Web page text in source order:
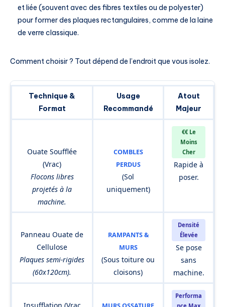
et liée (souvent avec des fibres textiles ou de polyester)
pour former des plaques rectangulaires, comme de la laine
de verre classique.
Comment choisir ? Tout dépend de l’endroit que vous isolez.
Technique &
Format
Usage
Recommandé
Atout
Majeur
Ouate Soufflée
(Vrac)
Flocons libres
projetés à la
machine.
COMBLES
PERDUS
(Sol
uniquement)
€€ Le
Moins
Cher
Rapide à
poser.
Panneau Ouate de
Cellulose
Plaques semi-rigides
(60x120cm).
RAMPANTS &
MURS
(Sous toiture ou
cloisons)
Densité
Élevée
Se pose
sans
machine.
Insufflation (Vrac
Performa